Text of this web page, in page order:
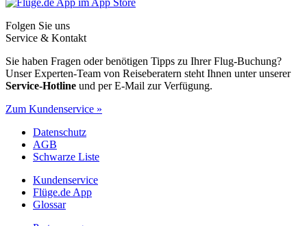
Folgen Sie uns
Service & Kontakt
Sie haben Fragen oder benötigen Tipps zu Ihrer Flug-Buchung?
Unser Experten-Team von Reiseberatern steht Ihnen unter unserer
Service-Hotline und per E-Mail zur Verfügung.
Zum Kundenservice »
Datenschutz
AGB
Schwarze Liste
Kundenservice
Flüge.de App
Glossar